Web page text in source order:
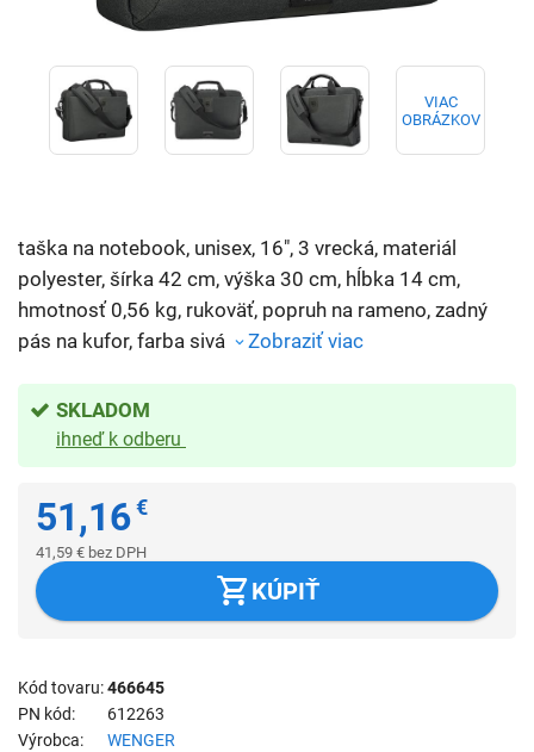
VIAC
OBRÁZKOV
taška na notebook, unisex, 16", 3 vrecká, materiál
polyester, šírka 42 cm, výška 30 cm, hĺbka 14 cm,
hmotnosť 0,56 kg, rukoväť, popruh na rameno, zadný
pás na kufor, farba sivá
Zobraziť viac
SKLADOM
ihneď k odberu
51,16€
41,59 € bez DPH
KÚPIŤ
Kód tovaru 466645
PN kód
612263
Výrobca
WENGER